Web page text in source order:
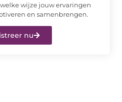
wijze jouw ervaringen
en samenbrengen.
nu